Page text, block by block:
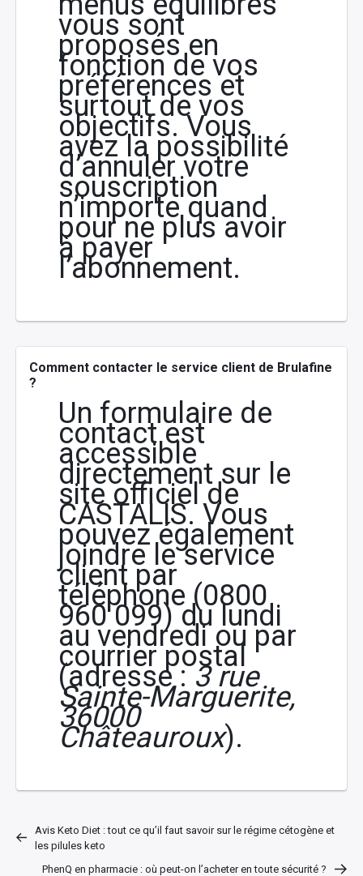
vous sont
proposés en
fonction de vos
préférences et
surtout de vos
objectifs. Vous
avez la possibilité
d’annuler votre
souscription
n’importe quand
pour ne plus avoir
à payer
l’abonnement.
Comment contacter le service client de Brulafine
?
Un formulaire de
contact est
accessible
directement sur le
site officiel de
CASTALIS. Vous
pouvez également
joindre le service
client par
téléphone (0800
960 099) du lundi
au vendredi ou par
courrier postal
(adresse :3 rue
Sainte-Marguerite,
36000
Châteauroux).
Avis Keto Diet : tout ce qu’il faut savoir sur le régime cétogène et
les pilules keto
PhenQ en pharmacie : où peut-on l’acheter en toute sécurité ?